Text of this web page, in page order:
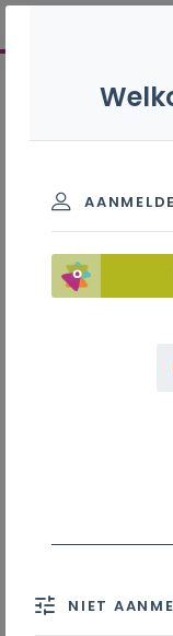
NIET